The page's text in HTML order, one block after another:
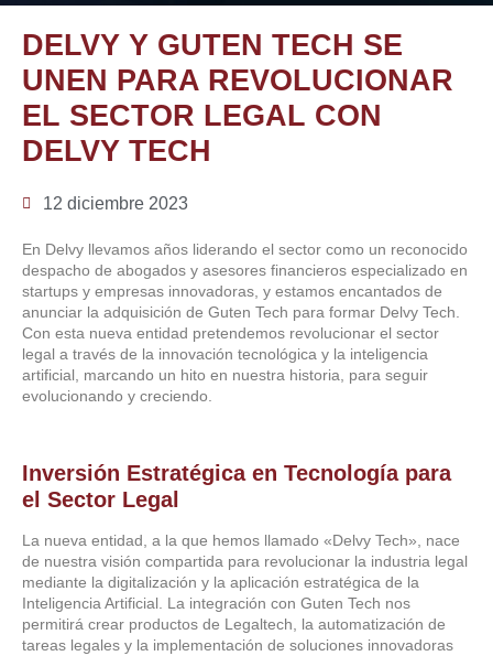
DELVY Y GUTEN TECH SE
UNEN PARA REVOLUCIONAR
EL SECTOR LEGAL CON
DELVY TECH
12 diciembre 2023
En Delvy llevamos años liderando el sector como un reconocido
despacho de abogados y asesores financieros especializado en
startups y empresas innovadoras, y estamos encantados de
anunciar la adquisición de Guten Tech para formar Delvy Tech.
Con esta nueva entidad pretendemos revolucionar el sector
legal a través de la innovación tecnológica y la inteligencia
artificial, marcando un hito en nuestra historia, para seguir
evolucionando y creciendo.
Inversión Estratégica en Tecnología para
el Sector Legal
La nueva entidad, a la que hemos llamado «Delvy Tech», nace
de nuestra visión compartida para revolucionar la industria legal
mediante la digitalización y la aplicación estratégica de la
Inteligencia Artificial. La integración con Guten Tech nos
permitirá crear productos de Legaltech, la automatización de
tareas legales y la implementación de soluciones innovadoras